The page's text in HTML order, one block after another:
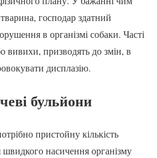
господар здатний
в організмі собаки. Часті
вивихи, призводять до змін, в
дисплазію.
бульйони
пристойну кількість
швидкого насичення організму